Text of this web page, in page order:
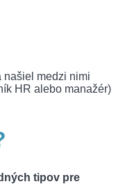
našiel medzi nimi
HR alebo manažér)
tipov pre